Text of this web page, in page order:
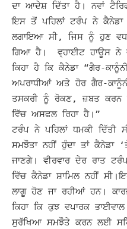
ਦਾ ਆਦੇਸ਼ ਦਿੱਤਾ ਹੈ।ਨਵਾਂ
ਇਸ ਤੋਂ ਪਹਿਲਾਂ ਟਰੰਪ ਨੇ ਕੈਨੇਡਾ
ਲਗਾਇਆ ਸੀ, ਜਿਸ ਨੂੰ ਹੁਣ
ਗਿਆ ਹੈ।
ਵ੍ਹਾਈਟ ਹਾਊਸ ਨੇ
ਕਿਹਾ ਹੈ ਕਿ ਕੈਨੇਡਾ “ਗੈਰ-
ਅਪਰਾਧੀਆਂ ਅਤੇ ਹੋਰ ਗੈਰ-
ਤਸਕਰੀ ਨੂੰ ਰੋਕਣ, ਜ਼ਬਤ
ਵਿੱਚ ਅਸਫਲ ਰਿਹਾ ਹੈ।”
ਟਰੰਪ ਨੇ ਪਹਿਲਾਂ ਧਮਕੀ
ਸਮਝੌਤਾ ਨਹੀਂ ਹੁੰਦਾ ਤਾਂ ਕੈਨੇਡਾ
ਜਾਣਗੇ। ਵੀਰਵਾਰ ਦੇਰ ਰਾਤ
ਵਿੱਚ ਕੈਨੇਡਾ ਸ਼ਾਮਿਲ ਨਹੀਂ ਸੀ।
ਲਾਗੂ ਹੋਣ ਜਾ ਰਹੀਆਂ ਹਨ।
ਕਿਹਾ ਕਿ ਕੁਝ ਵਪਾਰਕ
ਸੁਰੱਖਿਆ ਸਮਝੌਤੇ ਕਰਨ ਲਈ